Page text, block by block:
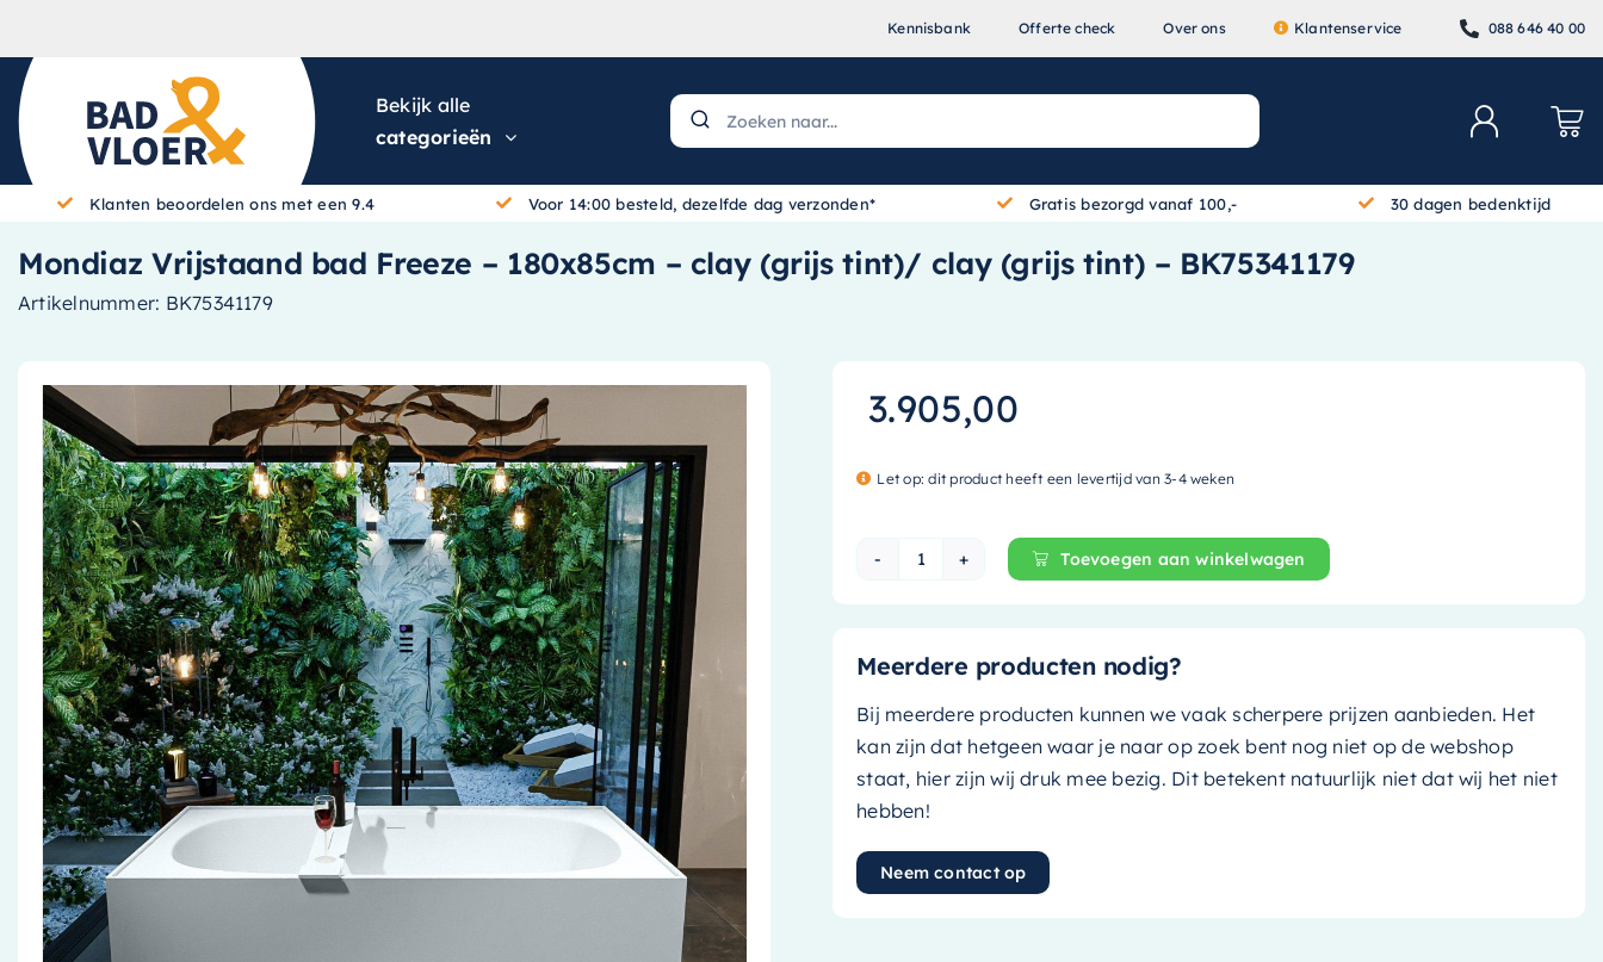
Kennisbank Offerte check Over ons Klantenservice 088 646 40 00
Bekijk alle
categorieën
Klanten beoordelen ons met een 9.4 Voor 14:00 besteld, dezelfde dag verzonden* Gratis bezorgd vanaf 100,- 30 dagen bedenktijd
Mondiaz Vrijstaand bad Freeze – 180x85cm – clay (grijs tint)/ clay (grijs tint) – BK75341179
Artikelnummer: BK75341179
3.905,00
Let op: dit product heeft een levertijd van 3-4 weken
Mondiaz Vrijstaand bad Freeze - 180x85cm - clay (grijs tint)/ clay (grijs
Toevoegen aan winkelwagen
Meerdere producten nodig?
Bij meerdere producten kunnen we vaak scherpere prijzen aanbieden. Het
kan zijn dat hetgeen waar je naar op zoek bent nog niet op de webshop
staat, hier zijn wij druk mee bezig. Dit betekent natuurlijk niet dat wij het niet
hebben!
Neem contact op